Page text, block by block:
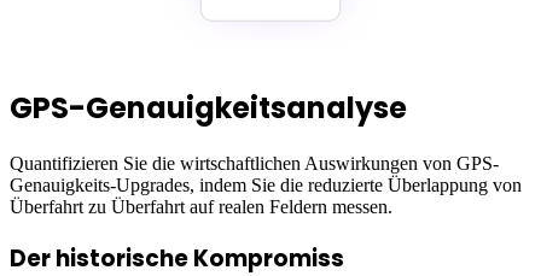
GPS-Genauigkeitsanalyse
Quantifizieren Sie die wirtschaftlichen Auswirkungen von GPS-
Genauigkeits-Upgrades, indem Sie die reduzierte Überlappung von
Überfahrt zu Überfahrt auf realen Feldern messen.
Der historische Kompromiss